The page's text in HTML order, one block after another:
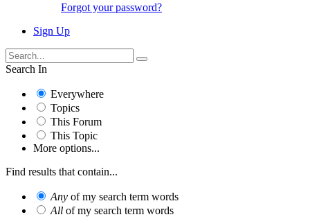
Forgot your password?
Sign Up
Search In
Everywhere
Topics
This Forum
This Topic
More options...
Find results that contain...
Any of my search term words
All of my search term words